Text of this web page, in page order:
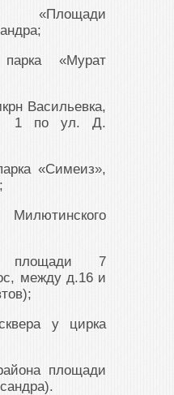
«Площади
парка «Мурат
Васильевка,
1 по ул. Д.
«Симеиз»,
Милютинского
площади 7
между д.16 и
у цирка
площади